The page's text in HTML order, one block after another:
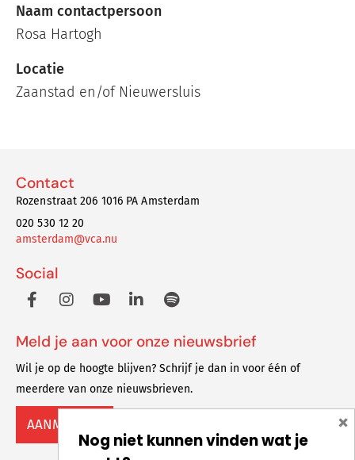
Naam contactpersoon
Rosa Hartogh
Locatie
Zaanstad en/of Nieuwersluis
Contact
Rozenstraat 206 1016 PA Amsterdam
020 530 12 20
amsterdam@vca.nu
Social
Meld je aan voor onze nieuwsbrief
Wil je op de hoogte blijven? Schrijf je dan in voor één of
meerdere van onze nieuwsbrieven.
AANMELDEN
Nog niet kunnen vinden wat je
×